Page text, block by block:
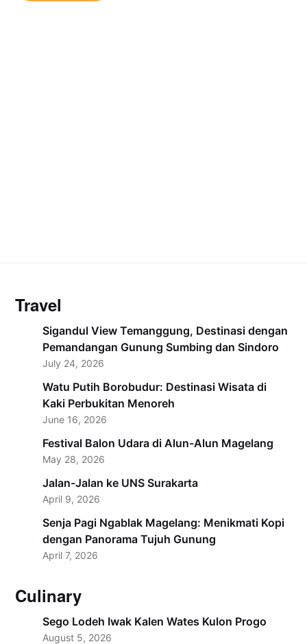
Travel
Sigandul View Temanggung, Destinasi dengan
Pemandangan Gunung Sumbing dan Sindoro
July 24, 2026
Watu Putih Borobudur: Destinasi Wisata di
Kaki Perbukitan Menoreh
June 16, 2026
Festival Balon Udara di Alun-Alun Magelang
May 28, 2026
Jalan-Jalan ke UNS Surakarta
April 9, 2026
Senja Pagi Ngablak Magelang: Menikmati Kopi
dengan Panorama Tujuh Gunung
April 7, 2026
Culinary
Sego Lodeh Iwak Kalen Wates Kulon Progo
August 5, 2026